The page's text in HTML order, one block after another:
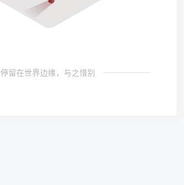
停留在世界边缘，与之惜别